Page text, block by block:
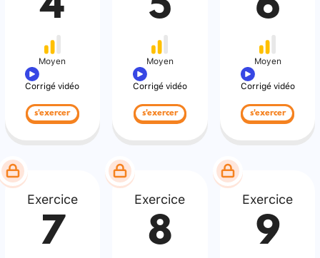
Moyen
Corrigé vidéo
s'exercer
Moyen
Corrigé vidéo
s'exercer
Moyen
Corrigé vidéo
s'exercer
Exercice
7
Exercice
8
Exercice
9